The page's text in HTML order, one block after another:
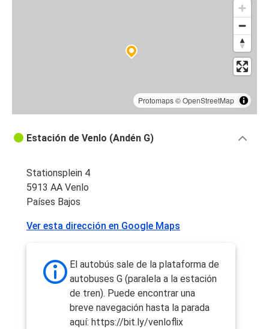
Aeropuerto de Fráncfort (FRA)
Venlo
Venlo
Kassel
Venlo
Venlo
Colonia
Protomaps©OpenStreetMap
Estación de Venlo (Andén G)
Stationsplein 4
5913 AA Venlo
Países Bajos
Ver esta dirección en Google Maps
El autobús sale de la plataforma de
autobuses G (paralela a la estación
de tren). Puede encontrar una
breve navegación hasta la parada
aquí: https://bit.ly/venloflix